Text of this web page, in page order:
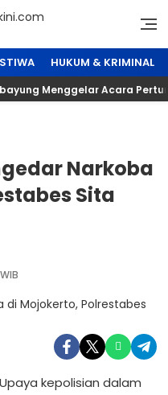
HUKUM & KRIMINAL
Menggelar Acara
Narkoba
Sita
kepolisian dalam